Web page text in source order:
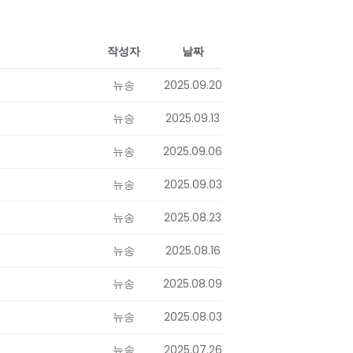
작성자 날짜
뉴송 2025.09.20
뉴송 2025.09.13
뉴송 2025.09.06
뉴송 2025.09.03
뉴송 2025.08.23
뉴송 2025.08.16
뉴송 2025.08.09
뉴송 2025.08.03
뉴송 2025.07.26